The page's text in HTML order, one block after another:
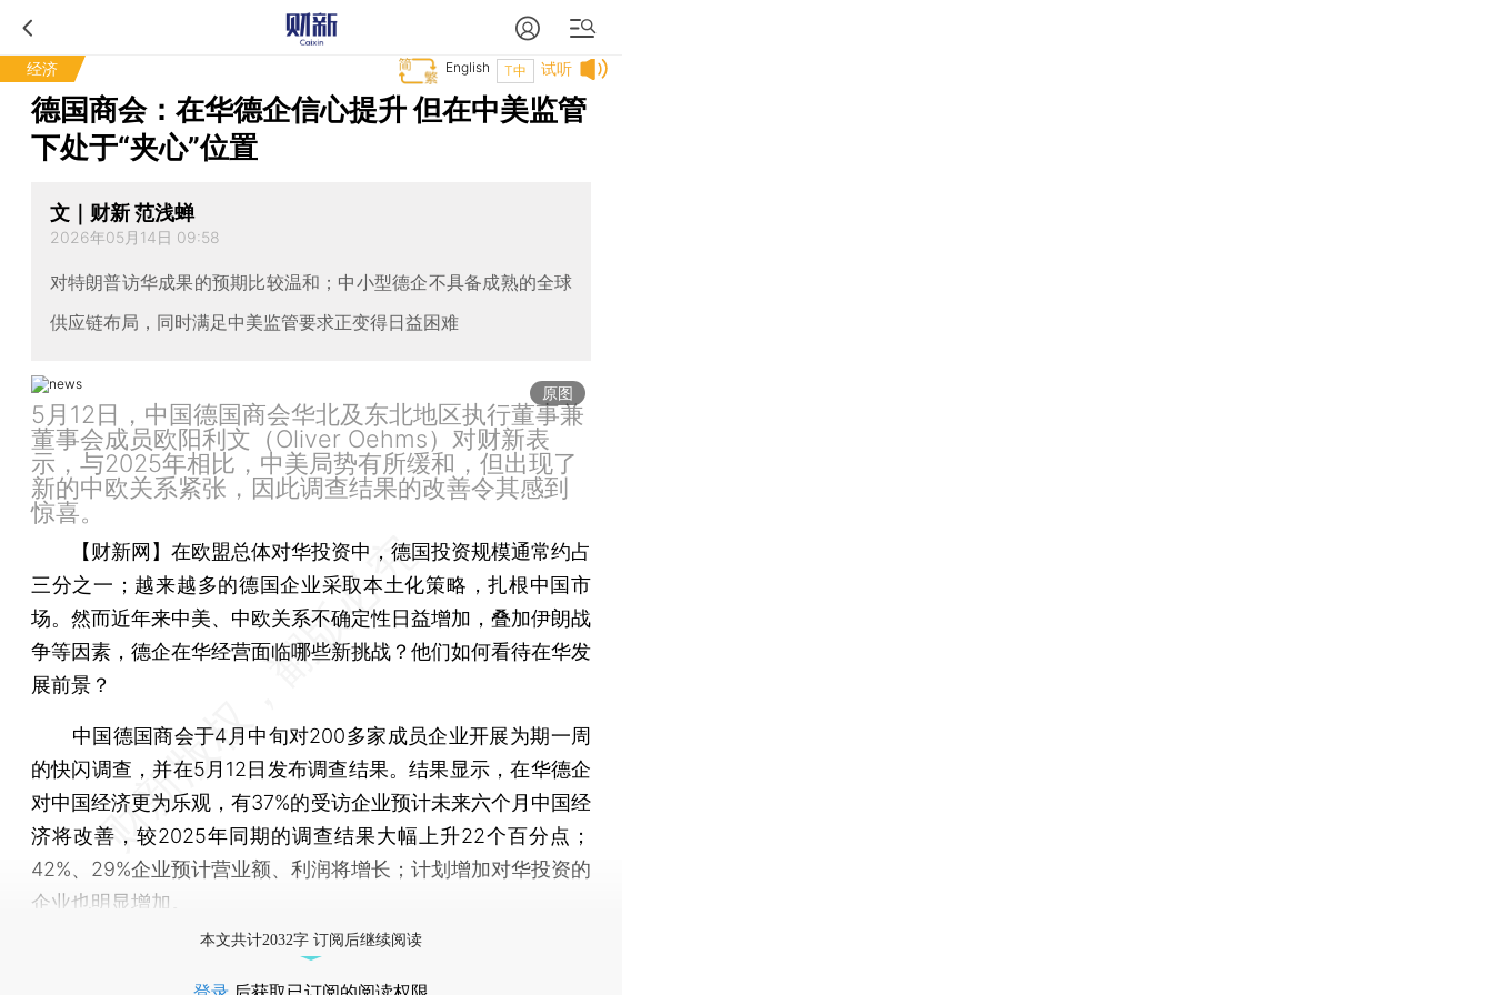
经济 试听
T中
English
德国商会：在华德企信心提升 但在中美监管
下处于“夹心”位置
文｜财新 范浅蝉
2026年05月14日 09:58
对特朗普访华成果的预期比较温和；中小型德企不具备成熟的全球
供应链布局，同时满足中美监管要求正变得日益困难
原图
5月12日，中国德国商会华北及东北地区执行董事兼
董事会成员欧阳利文（Oliver Oehms）对财新表
示，与2025年相比，中美局势有所缓和，但出现了
新的中欧关系紧张，因此调查结果的改善令其感到
惊喜。
【财新网】 在欧盟总体对华投资中，德国投资规模通常约占
三分之一；越来越多的德国企业采取本土化策略，扎根中国市
场。然而近年来中美、中欧关系不确定性日益增加，叠加伊朗战
争等因素，德企在华经营面临哪些新挑战？他们如何看待在华发
展前景？
中国德国商会于4月中旬对200多家成员企业开展为期一周
的快闪调查，并在5月12日发布调查结果。结果显示，在华德企
对中国经济更为乐观，有37%的受访企业预计未来六个月中国经
济将改善，较2025年同期的调查结果大幅上升22个百分点；
42%、29%企业预计营业额、利润将增长；计划增加对华投资的
企业也明显增加。
本文共计2032字 订阅后继续阅读